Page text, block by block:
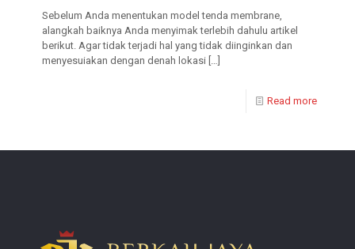
Sebelum Anda menentukan model tenda membrane,
alangkah baiknya Anda menyimak terlebih dahulu artikel
berikut. Agar tidak terjadi hal yang tidak diinginkan dan
menyesuiakan dengan denah lokasi
Read more